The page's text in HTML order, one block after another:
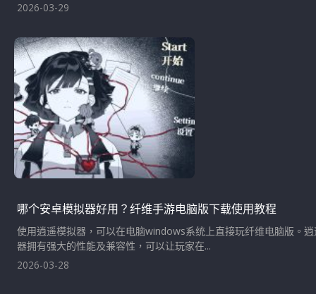
2026-03-29
哪个安卓模拟器好用？纤维手游电脑版下载使用教程
使用逍遥模拟器，可以在电脑windows系统上直接玩纤维电脑版。
器拥有强大的性能及兼容性，可以让玩家在...
2026-03-28